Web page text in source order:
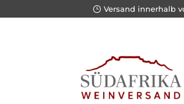
Versand innerhalb